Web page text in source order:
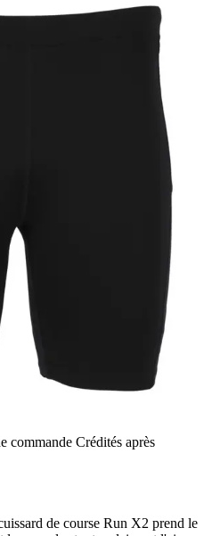
commande Crédités après
de course Run X2 prend le